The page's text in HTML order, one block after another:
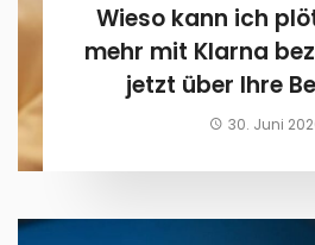
Wieso kann ich
mehr mit Klarna
jetzt über Ihre
30. Juni